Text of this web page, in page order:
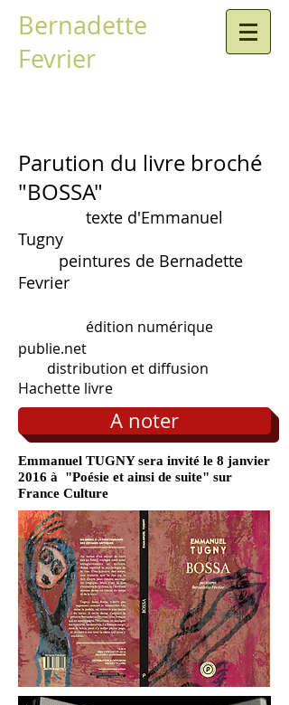
Bernadette
Fevrier
Parution du livre broché
"BOSSA"
texte d'Emmanuel
Tugny
peintures de Bernadette
Fevrier
édition numérique
publie.net
distribution et diffusion
Hachette livre
A noter
Emmanuel TUGNY sera invité le 8 janvier
2016 à "Poésie et ainsi de suite" sur
France Culture